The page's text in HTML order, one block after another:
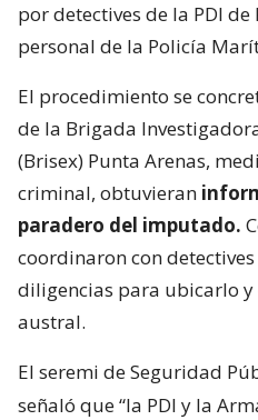
por detectives de la PDI
personal de la Policía
El procedimiento se
de la Brigada
(Brisex) Punta Arenas,
criminal, obtuvieran
paradero del imputado.
coordinaron con
diligencias para ubicarlo y
austral.
El seremi de Seguridad
señaló que “la PDI y la